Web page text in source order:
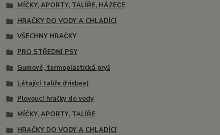
MÍČKY, APORTY, TALÍŘE, HÁZEČE
HRAČKY DO VODY A CHLADÍCÍ
VŠECHNY HRAČKY
PRO STŘEDNÍ PSY
Gumové, termoplastická pryž
Létající talíře (frisbee)
Plovoucí hračky do vody
MÍČKY, APORTY, TALÍŘE
HRAČKY DO VODY A CHLADÍCÍ